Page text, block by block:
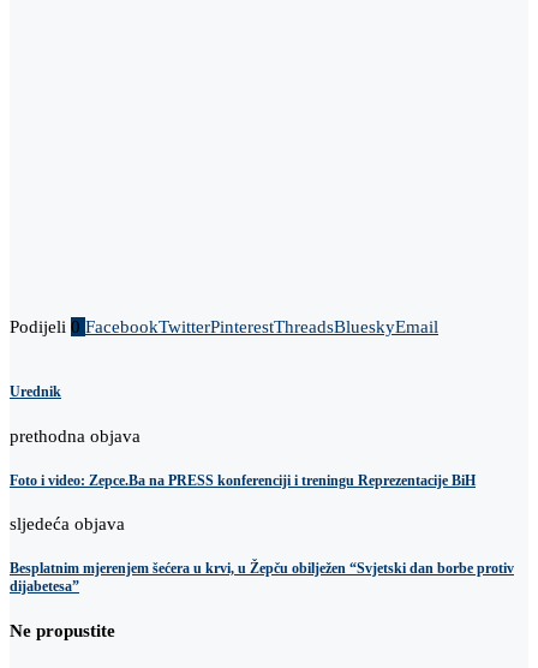
Podijeli 0 FacebookTwitterPinterestThreadsBlueskyEmail
Urednik
prethodna objava
Foto i video: Zepce.Ba na PRESS konferenciji i treningu Reprezentacije BiH
sljedeća objava
Besplatnim mjerenjem šećera u krvi, u Žepču obilježen “Svjetski dan borbe protiv
dijabetesa”
Ne propustite